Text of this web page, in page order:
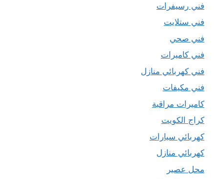
فني رسيفرات
فني ستلايت
فني صحي
فني كاميرات
فني كهربائي منازل
فني مكيفات
كاميرات مراقبة
كراج الكويت
كهربائي سيارات
كهربائي منازل
محل عصير